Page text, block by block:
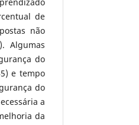
de
não
Algumas
do
e tempo
do
a
da